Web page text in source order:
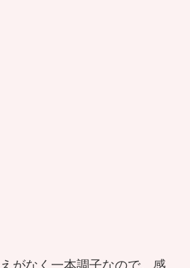
がなく一本調子なので、感